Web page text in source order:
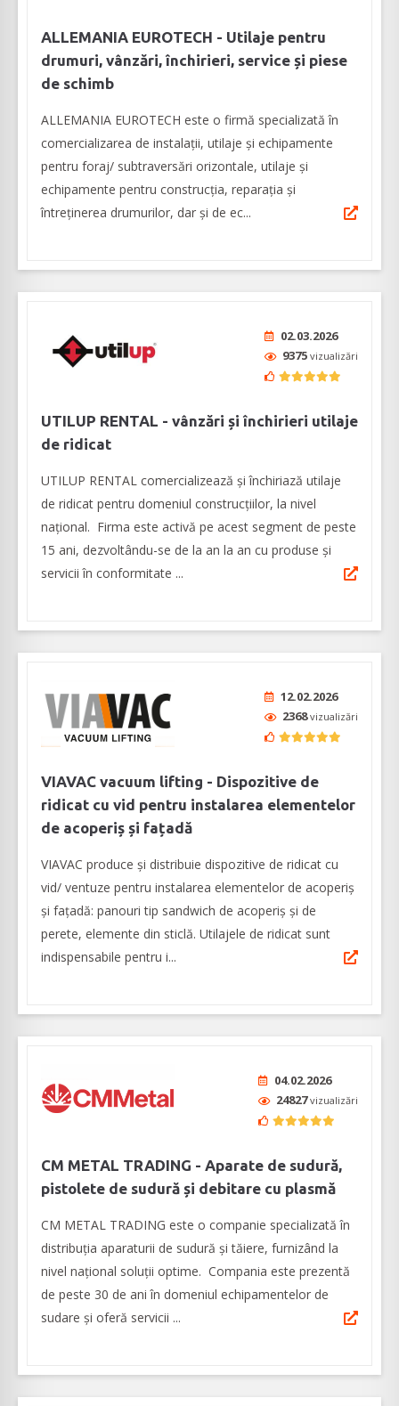
ALLEMANIA EUROTECH - Utilaje pentru
drumuri, vânzări, închirieri, service și piese
de schimb
ALLEMANIA EUROTECH este o firmă specializată în
comercializarea de instalații, utilaje și echipamente
pentru foraj/ subtraversări orizontale, utilaje și
echipamente pentru construcția, reparația și
întreținerea drumurilor, dar și de ec...
02.03.2026
9375 vizualizări
UTILUP RENTAL - vânzări și închirieri utilaje
de ridicat
UTILUP RENTAL comercializează și închiriază utilaje
de ridicat pentru domeniul construcțiilor, la nivel
național. Firma este activă pe acest segment de peste
15 ani, dezvoltându-se de la an la an cu produse și
servicii în conformitate ...
12.02.2026
2368vizualizări
VIAVAC vacuum lifting - Dispozitive de
ridicat cu vid pentru instalarea elementelor
de acoperiș și fațadă
VIAVAC produce și distribuie dispozitive de ridicat cu
vid/ ventuze pentru instalarea elementelor de acoperiș
și fațadă: panouri tip sandwich de acoperiş şi de
perete, elemente din sticlă. Utilajele de ridicat sunt
indispensabile pentru i...
04.02.2026
24827vizualizări
CM METAL TRADING - Aparate de sudură,
pistolete de sudură și debitare cu plasmă
CM METAL TRADING este o companie specializată în
distribuția aparaturii de sudură şi tăiere, furnizând la
nivel naţional soluţii optime. Compania este prezentă
de peste 30 de ani în domeniul echipamentelor de
sudare și oferă servicii ...